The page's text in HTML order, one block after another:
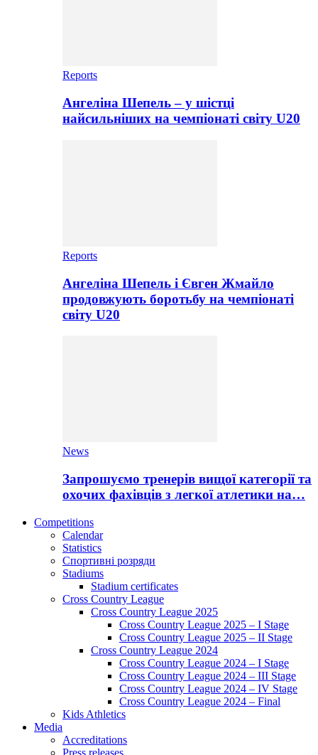
Reports
Ангеліна Шепель – у шістці
найсильніших на чемпіонаті світу U20
Reports
Ангеліна Шепель і Євген Жмайло
продовжують боротьбу на чемпіонаті
світу U20
News
Запрошуємо тренерів вищої категорії та
охочих фахівців з легкої атлетики на…
Competitions
Calendar
Statistics
Спортивні розряди
Stadiums
Stadium certificates
Cross Country League
Cross Country League 2025
Cross Country League 2025 – I Stage
Cross Country League 2025 – II Stage
Cross Country League 2024
Cross Country League 2024 – I Stage
Cross Country League 2024 – III Stage
Cross Country League 2024 – IV Stage
Cross Country League 2024 – Final
Kids Athletics
Media
Accreditations
Press releases